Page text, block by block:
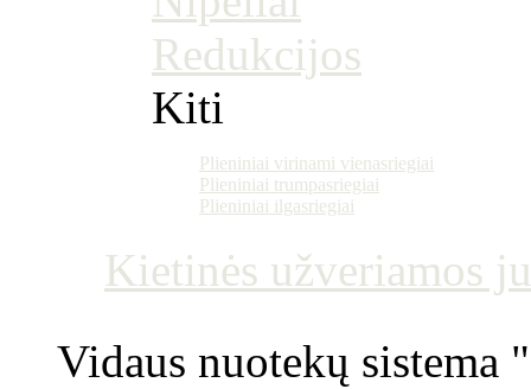
Redukcijos
Kiti
Plieniniai virinami vienasriegiai
Plieniniai trumpasriegiai
Plieniniai ilgasriegiai
Kietinės
Vidaus nuotekų